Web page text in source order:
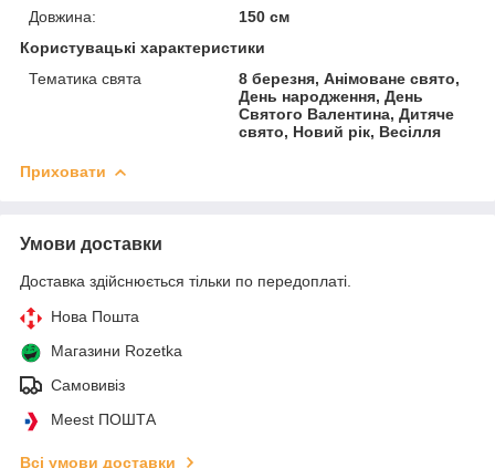
Довжина:
150 см
Користувацькі характеристики
Тематика свята
8 березня, Анімоване свято,
День народження, День
Святого Валентина, Дитяче
свято, Новий рік, Весілля
Приховати
Умови доставки
Доставка здійснюється тільки по передоплаті.
Нова Пошта
Магазини Rozetka
Самовивіз
Meest ПОШТА
Всі умови доставки